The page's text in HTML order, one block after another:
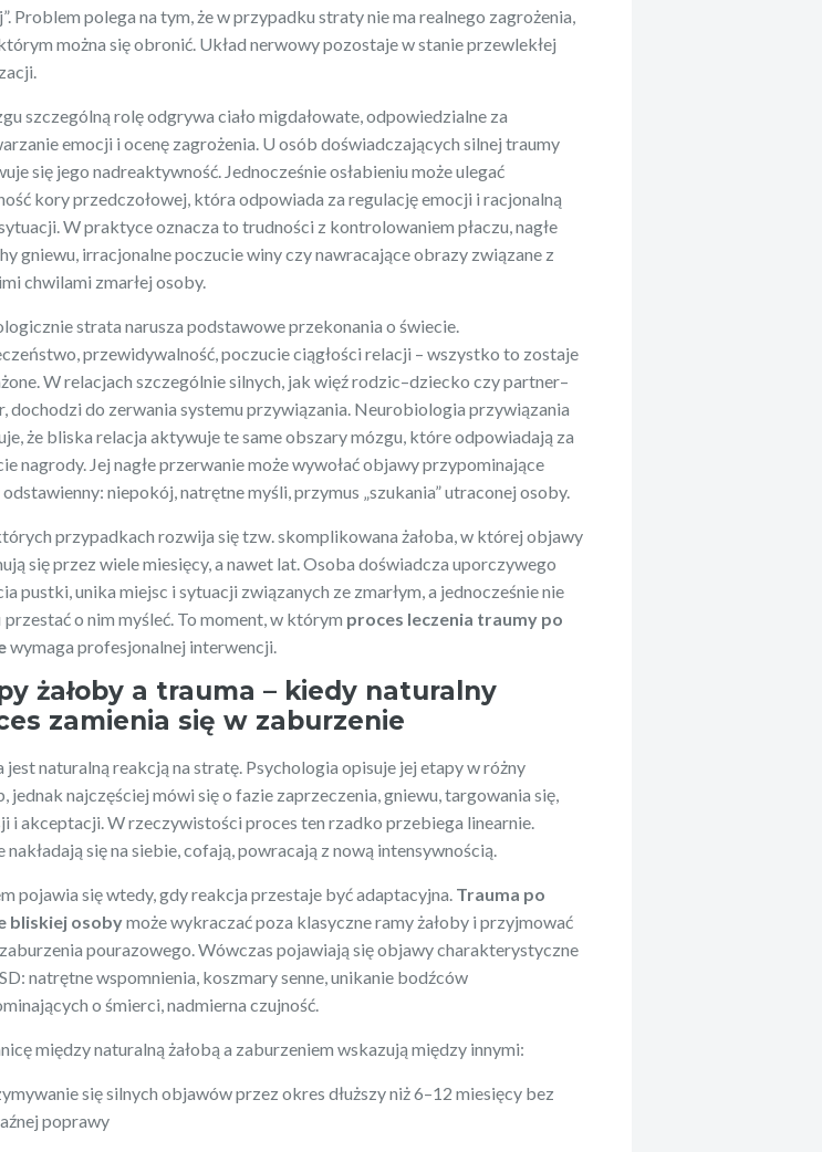
Problem polega na tym, że w przypadku straty nie ma realnego zagrożenia,
można się obronić. Układ nerwowy pozostaje w stanie przewlekłej
szczególną rolę odgrywa ciało migdałowate, odpowiedzialne za
emocji i ocenę zagrożenia. U osób doświadczających silnej traumy
się jego nadreaktywność. Jednocześnie osłabieniu może ulegać
kory przedczołowej, która odpowiada za regulację emocji i racjonalną
W praktyce oznacza to trudności z kontrolowaniem płaczu, nagłe
gniewu, irracjonalne poczucie winy czy nawracające obrazy związane z
chwilami zmarłej osoby.
strata narusza podstawowe przekonania o świecie.
przewidywalność, poczucie ciągłości relacji – wszystko to zostaje
W relacjach szczególnie silnych, jak więź rodzic–dziecko czy partner–
dochodzi do zerwania systemu przywiązania. Neurobiologia przywiązania
że bliska relacja aktywuje te same obszary mózgu, które odpowiadają za
nagrody. Jej nagłe przerwanie może wywołać objawy przypominające
odstawienny: niepokój, natrętne myśli, przymus „szukania” utraconej osoby.
przypadkach rozwija się tzw. skomplikowana żałoba, w której objawy
się przez wiele miesięcy, a nawet lat. Osoba doświadcza uporczywego
pustki, unika miejsc i sytuacji związanych ze zmarłym, a jednocześnie nie
o nim myśleć. To moment, w którym proces leczenia traumy po
wymaga profesjonalnej interwencji.
żałoby a trauma – kiedy naturalny
zamienia się w zaburzenie
jest naturalną reakcją na stratę. Psychologia opisuje jej etapy w różny
jednak najczęściej mówi się o fazie zaprzeczenia, gniewu, targowania się,
i akceptacji. W rzeczywistości proces ten rzadko przebiega linearnie.
nakładają się na siebie, cofają, powracają z nową intensywnością.
pojawia się wtedy, gdy reakcja przestaje być adaptacyjna. Trauma po
bliskiej osobymoże wykraczać poza klasyczne ramy żałoby i przyjmować
pourazowego. Wówczas pojawiają się objawy charakterystyczne
natrętne wspomnienia, koszmary senne, unikanie bodźców
o śmierci, nadmierna czujność.
między naturalną żałobą a zaburzeniem wskazują między innymi:
się silnych objawów przez okres dłuższy niż 6–12 miesięcy bez
poprawy